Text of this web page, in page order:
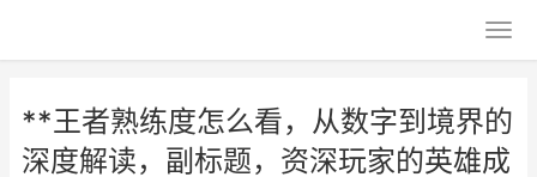
**王者熟练度怎么看，从数字到境界的
深度解读，副标题，资深玩家的英雄成